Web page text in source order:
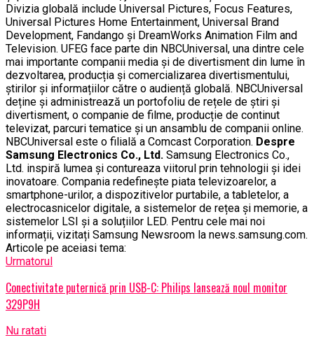
Divizia globală include Universal Pictures, Focus Features,
Universal Pictures Home Entertainment, Universal Brand
Development, Fandango și DreamWorks Animation Film and
Television. UFEG face parte din NBCUniversal, una dintre cele
mai importante companii media și de divertisment din lume în
dezvoltarea, producția și comercializarea divertismentului,
știrilor și informațiilor către o audiență globală. NBCUniversal
deține și administrează un portofoliu de rețele de știri și
divertisment, o companie de filme, producție de continut
televizat, parcuri tematice și un ansamblu de companii online.
NBCUniversal este o filială a Comcast Corporation. Despre
Samsung Electronics Co., Ltd. Samsung Electronics Co.,
Ltd. inspiră lumea și contureaza viitorul prin tehnologii și idei
inovatoare. Compania redefinește piata televizoarelor, a
smartphone-urilor, a dispozitivelor purtabile, a tabletelor, a
electrocasnicelor digitale, a sistemelor de rețea și memorie, a
sistemelor LSI și a soluțiilor LED. Pentru cele mai noi
informații, vizitați Samsung Newsroom la news.samsung.com.
Articole pe aceiasi tema:
Urmatorul
Conectivitate puternică prin USB-C: Philips lansează noul monitor
329P9H
Nu ratati